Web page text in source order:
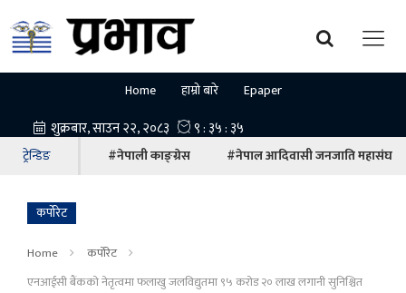
Home हाम्रो बारे Epaper
ट्रेन्डिङ #नेपाली काङ्ग्रेस #नेपाल आदिवासी जनजाति महासंघ
कर्पोरेट
Home
कर्पोरेट
एनआईसी बैंकको नेतृत्वमा फलाखु जलविद्युतमा ९५ करोड २० लाख लगानी सुनिश्चित